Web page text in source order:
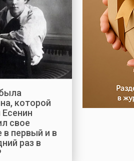
которой
Есенин
свое
в первый и в
раз в